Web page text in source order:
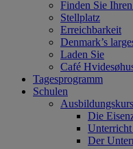
Finden Sie
Stellplatz
Erreichbarkeit
Denmark’s
Laden Sie
Café
Tagesprogramm
Schulen
Die
Der